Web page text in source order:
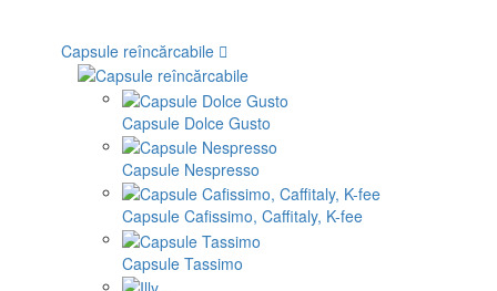
Capsule reîncărcabile
Capsule Dolce Gusto
Capsule Nespresso
Capsule Cafissimo, Caffitaly, K-fee
Capsule Tassimo